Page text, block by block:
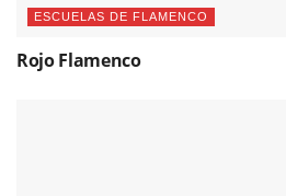
ESCUELAS DE FLAMENCO
Rojo Flamenco